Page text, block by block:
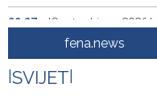
09:27
'Gastro Livno
proizvođače
09:25
Crishock posjetio
za nastavak saradnje
fena.news
SVIJET